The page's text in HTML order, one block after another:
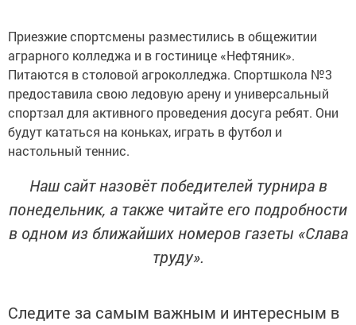
Приезжие спортсмены разместились в общежитии
аграрного колледжа и в гостинице «Нефтяник».
Питаются в столовой агроколледжа. Спортшкола №3
предоставила свою ледовую арену и универсальный
спортзал для активного проведения досуга ребят. Они
будут кататься на коньках, играть в футбол и
настольный теннис.
Наш сайт назовёт победителей турнира в
понедельник, а также читайте его подробности
в одном из ближайших номеров газеты «Слава
труду».
Следите за самым важным и интересным в